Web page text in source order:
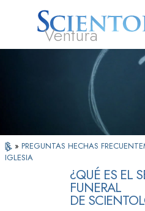
Ventura
¿Qué es
Scientology?
» PREGUNTAS HECHAS
IGLESIA
¿QUÉ ES EL
FUNERAL
DE